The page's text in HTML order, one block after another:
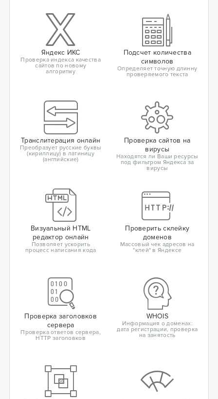
Яндекс ИКС
Проверка индекса качества
сайтов по новому
алгоритму
Подсчет количества
символов
Определяет точную длинну
проверяемого текста
Транслитерация онлайн
Преобразует русские буквы
(кириллицу) в латиницу
(английские)
Проверка сайтов на
вирусы
Находятся ли Ваши ресурсы
под фильтром Яндекса за
вирусы
Визуальный HTML
редактор онлайн
Позволяет ускорить
процесс написания кода
Проверить склейку
доменов
Массовый чек адресов на
"клей" в Яндексе
Проверка заголовков
сервера
Проверка ответов сервера,
HTTP заголовков
WHOIS
Информация о доменах:
дата регистрации, проверка
на занятость